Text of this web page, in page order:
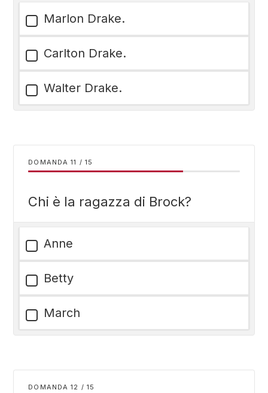
Marlon Drake.
Carlton Drake.
Walter Drake.
DOMANDA / 15
Chi è la ragazza di Brock?
Anne
Betty
March
DOMANDA / 15